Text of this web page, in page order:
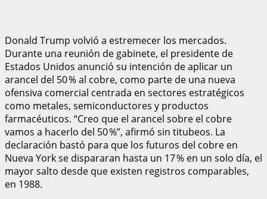
Donald Trump volvió a estremecer los mercados.
Durante una reunión de gabinete, el presidente de
Estados Unidos anunció su intención de aplicar un
arancel del 50 % al cobre, como parte de una nueva
ofensiva comercial centrada en sectores estratégicos
como metales, semiconductores y productos
farmacéuticos. “Creo que el arancel sobre el cobre
vamos a hacerlo del 50 %”, afirmó sin titubeos. La
declaración bastó para que los futuros del cobre en
Nueva York se dispararan hasta un 17 % en un solo día, el
mayor salto desde que existen registros comparables,
en 1988.